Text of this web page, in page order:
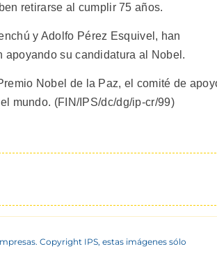
retirarse al cumplir 75 años.
y Adolfo Pérez Esquivel, han
su candidatura al Nobel.
Nobel de la Paz, el comité de
mundo. (FIN/IPS/dc/dg/ip-cr/99)
Copyright IPS, estas imágenes sólo